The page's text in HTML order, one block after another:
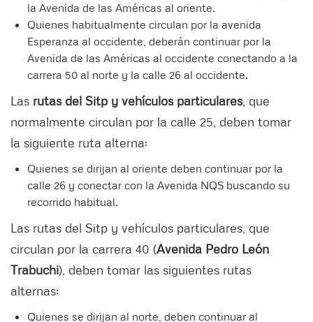
la Avenida de las Américas al oriente.
Quienes habitualmente circulan por la avenida
Esperanza al occidente, deberán continuar por la
Avenida de las Américas al occidente conectando a la
carrera 50 al norte y la calle 26 al occidente.
Las rutas del Sitp y vehículos particulares, que
normalmente circulan por la calle 25, deben tomar
la siguiente ruta alterna:
Quienes se dirijan al oriente deben continuar por la
calle 26 y conectar con la Avenida NQS buscando su
recorrido habitual.
Las rutas del Sitp y vehículos particulares, que
circulan por la carrera 40 (Avenida Pedro León
Trabuchi), deben tomar las siguientes rutas
alternas:
Quienes se dirijan al norte, deben continuar al